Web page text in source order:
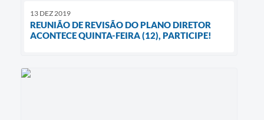
13 DEZ 2019
REUNIÃO DE REVISÃO DO PLANO DIRETOR
ACONTECE QUINTA-FEIRA (12), PARTICIPE!